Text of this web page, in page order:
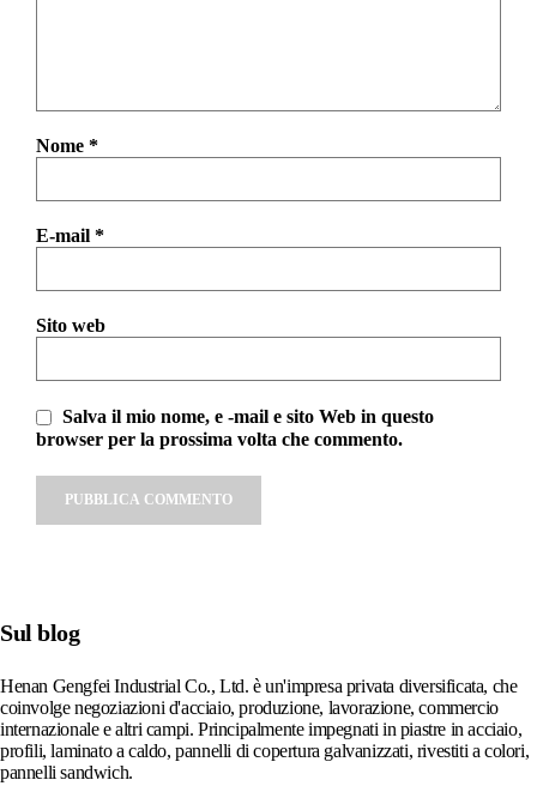
Nome *
E-mail *
Sito web
Salva il mio nome, e -mail e sito Web in questo
browser per la prossima volta che commento.
Sul blog
Henan Gengfei Industrial Co., Ltd. è un'impresa privata diversificata, che
coinvolge negoziazioni d'acciaio, produzione, lavorazione, commercio
internazionale e altri campi. Principalmente impegnati in piastre in acciaio,
profili, laminato a caldo, pannelli di copertura galvanizzati, rivestiti a colori,
pannelli sandwich.